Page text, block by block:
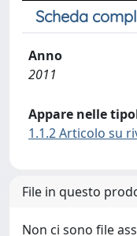
Scheda
Anno
2011
Appare nelle
1.1.2 Articolo su
File in questo
Non ci sono file